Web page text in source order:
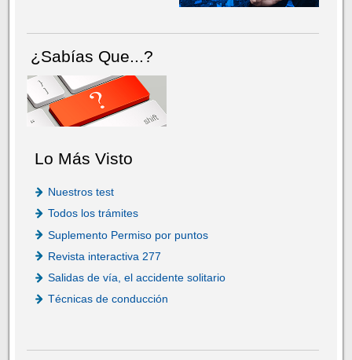
¿Sabías Que...?
Lo Más Visto
Nuestros test
Todos los trámites
Suplemento Permiso por puntos
Revista interactiva 277
Salidas de vía, el accidente solitario
Técnicas de conducción